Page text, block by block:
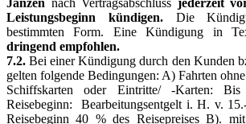
Leistungsbeginn kündigen.Die
bestimmten Form. Eine Kündigung in
dringend empfohlen.
7.2.Bei einer Kündigung durch den Kunden
gelten folgende Bedingungen: A) Fahrten
Schiffskarten oder Eintritte/ -Karten:
Reisebeginn: Bearbeitungsentgelt i. H. v.
Reisebeginn 40 % des Reisepreises B). mit